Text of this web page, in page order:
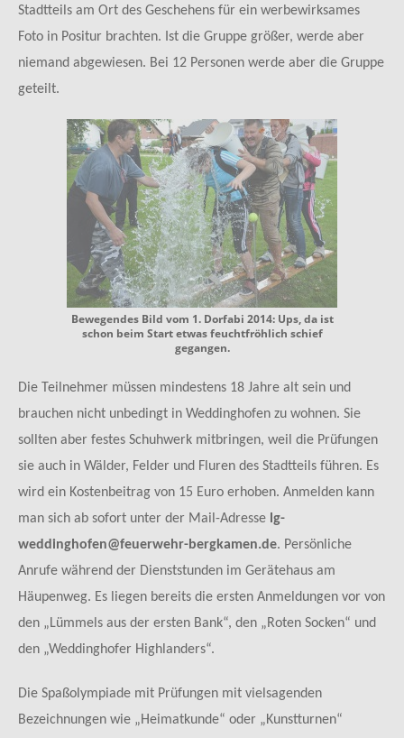
Stadtteils am Ort des Geschehens für ein werbewirksames
Foto in Positur brachten. Ist die Gruppe größer, werde aber
niemand abgewiesen. Bei 12 Personen werde aber die Gruppe
geteilt.
Bewegendes Bild vom 1. Dorfabi 2014: Ups, da ist
schon beim Start etwas feuchtfröhlich schief
gegangen.
Die Teilnehmer müssen mindestens 18 Jahre alt sein und
brauchen nicht unbedingt in Weddinghofen zu wohnen. Sie
sollten aber festes Schuhwerk mitbringen, weil die Prüfungen
sie auch in Wälder, Felder und Fluren des Stadtteils führen. Es
wird ein Kostenbeitrag von 15 Euro erhoben. Anmelden kann
man sich ab sofort unter der Mail-Adresse lg-
weddinghofen@feuerwehr-bergkamen.de. Persönliche
Anrufe während der Dienststunden im Gerätehaus am
Häupenweg. Es liegen bereits die ersten Anmeldungen vor von
den „Lümmels aus der ersten Bank“, den „Roten Socken“ und
den „Weddinghofer Highlanders“.
Die Spaßolympiade mit Prüfungen mit vielsagenden
Bezeichnungen wie „Heimatkunde“ oder „Kunstturnen“